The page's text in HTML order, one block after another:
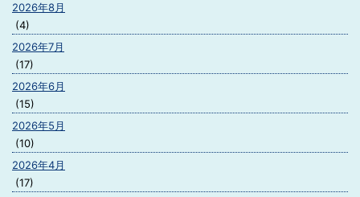
2026年8月
(4)
2026年7月
(17)
2026年6月
(15)
2026年5月
(10)
2026年4月
(17)